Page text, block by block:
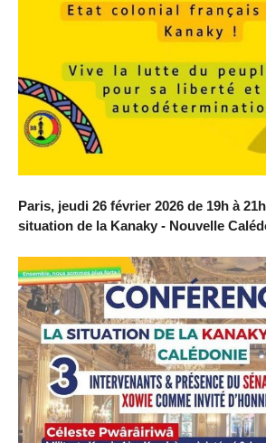
Paris, jeudi 26 février 2026 de 19h à
situation de la Kanaky - Nouvelle